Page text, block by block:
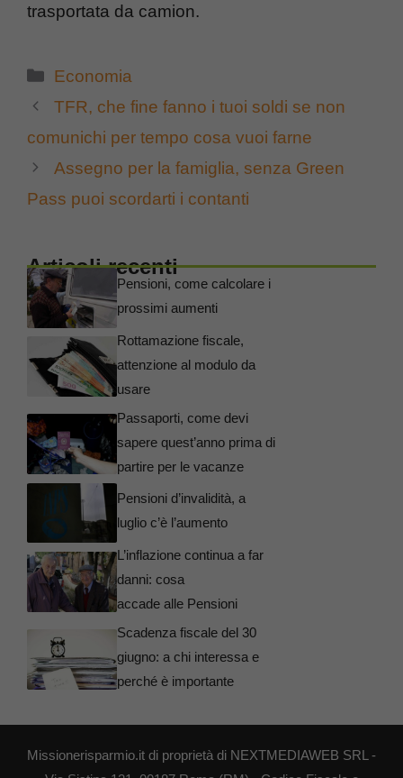
trasportata da camion.
Categorie
Economia
TFR, che fine fanno i tuoi soldi se non
comunichi per tempo cosa vuoi farne
Assegno per la famiglia, senza Green
Pass puoi scordarti i contanti
Articoli recenti
Pensioni, come calcolare i
prossimi aumenti
Rottamazione fiscale,
attenzione al modulo da
usare
Passaporti, come devi
sapere quest’anno prima di
partire per le vacanze
Pensioni d’invalidità, a
luglio c’è l’aumento
L’inflazione continua a far
danni: cosa
accade alle Pensioni
Scadenza fiscale del 30
giugno: a chi interessa e
perché è importante
Missionerisparmio.it di proprietà di NEXTMEDIAWEB SRL -